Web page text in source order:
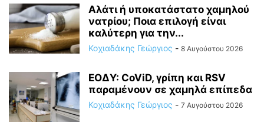
Αλάτι ή υποκατάστατο χαμηλού
νατρίου; Ποια επιλογή είναι
καλύτερη για την...
Κοχιαδάκης Γεώργιος - 8 Αυγούστου 2026
ΕΟΔΥ: CoViD, γρίπη και RSV
παραμένουν σε χαμηλά επίπεδα
Κοχιαδάκης Γεώργιος - 7 Αυγούστου 2026